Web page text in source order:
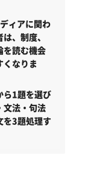
ィアに関わ
、制度、
を読む機会
くなりま
ら1題を選び
文法・句法
を3題処理す